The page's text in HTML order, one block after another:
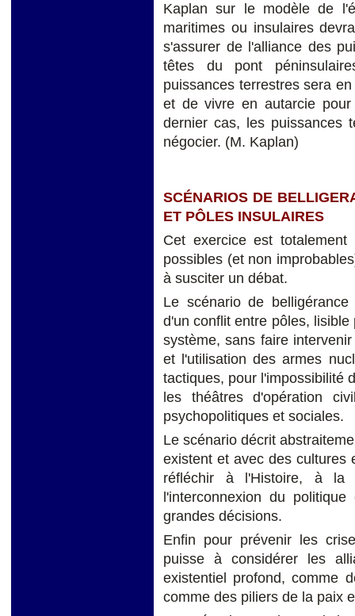
Kaplan sur le modèle de
maritimes ou insulaires
s'assurer de l'alliance des
têtes du pont
puissances terrestres sera
et de vivre en autarcie
dernier cas, les puissances
négocier. (M. Kaplan)
SCÉNARIOS DE
ET PÔLES INSULAIRES
Cet exercice est
possibles (et non
à susciter un débat.
Le scénario de
d'un conflit entre pôles,
système, sans faire
et l'utilisation des armes
tactiques, pour l'impossibilité
les théâtres d'opération
psychopolitiques et sociales.
Le scénario décrit
existent et avec des cultures
réfléchir à l'Histoire, à
l'interconnexion du
grandes décisions.
Enfin pour prévenir les
puisse à considérer les
existentiel profond, comme
comme des piliers de la paix